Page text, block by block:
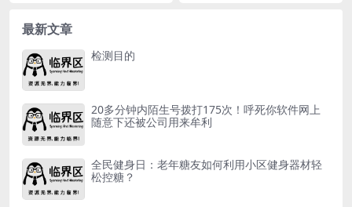
最新文章
检测目的
20多分钟内陌生号拨打175次！呼死你软件网上
随意下还被公司用来牟利
全民健身日：老年糖友如何利用小区健身器材轻
松控糖？